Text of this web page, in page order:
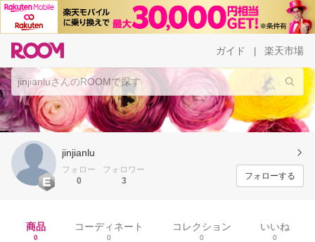
ガイド 楽天市場
jinjianlu
フォロー
0
フォロワー
3
フォローする
商品
0
コーディネート
0
コレクション
0
いいね
0